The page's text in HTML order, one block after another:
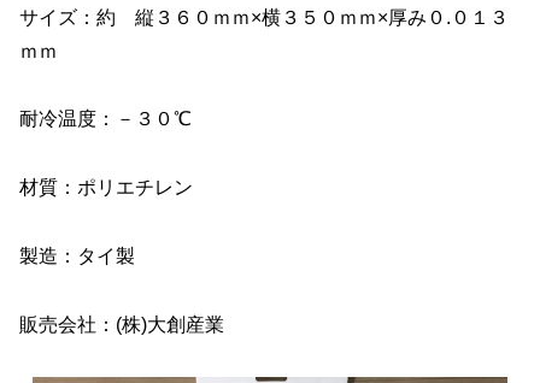
サイズ：約 縦３６０ｍｍ×横３５０ｍｍ×厚み０.０１３
ｍｍ
耐冷温度：－３０℃
材質：ポリエチレン
製造：タイ製
販売会社：(株)大創産業